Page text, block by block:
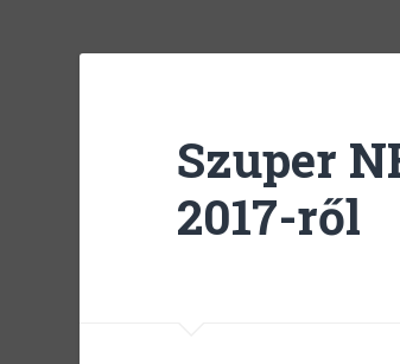
Szuper
2017-ről